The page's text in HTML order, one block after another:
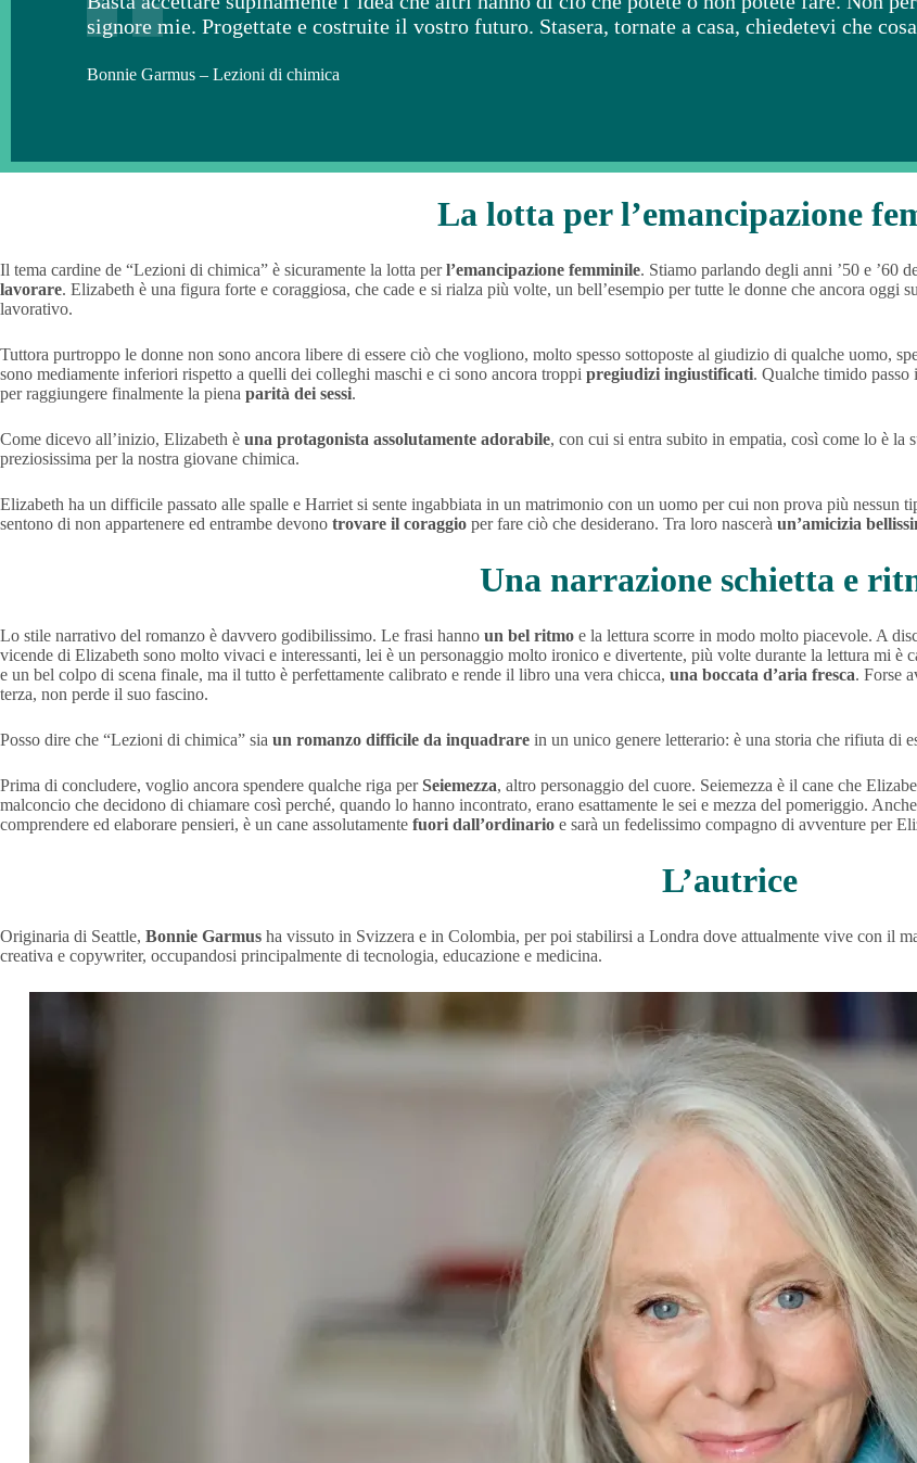
signore mie. Progettate e costruite il vostro futuro. Stasera, tornate a casa, chiedetevi che
Bonnie Garmus – Lezioni di chimica
La lotta per l’emancipazione
Il tema cardine de “Lezioni di chimica” è sicuramente la lotta perl’emancipazione femminile. Stiamo parlando degli anni ’50 e ’60
lavorare. Elizabeth è una figura forte e coraggiosa, che cade e si rialza più volte, un bell’esempio per tutte le donne che ancora oggi
lavorativo.
Tuttora purtroppo le donne non sono ancora libere di essere ciò che vogliono, molto spesso sottoposte al giudizio di qualche uomo,
sono mediamente inferiori rispetto a quelli dei colleghi maschi e ci sono ancora troppi pregiudizi ingiustificati. Qualche timido passo
per raggiungere finalmente la piena parità dei sessi.
Come dicevo all’inizio, Elizabeth è una protagonista assolutamente adorabile, con cui si entra subito in empatia, così come lo è la
preziosissima per la nostra giovane chimica.
Elizabeth ha un difficile passato alle spalle e Harriet si sente ingabbiata in un matrimonio con un uomo per cui non prova più nessun
sentono di non appartenere ed entrambe devono trovare il coraggio per fare ciò che desiderano. Tra loro nascerà un’amicizia
Una narrazione schietta e
Lo stile narrativo del romanzo è davvero godibilissimo. Le frasi hanno un bel ritmo e la lettura scorre in modo molto piacevole. A
vicende di Elizabeth sono molto vivaci e interessanti, lei è un personaggio molto ironico e divertente, più volte durante la lettura mi è
e un bel colpo di scena finale, ma il tutto è perfettamente calibrato e rende il libro una vera chicca, una boccata d’aria fresca. Forse
terza, non perde il suo fascino.
Posso dire che “Lezioni di chimica” sia un romanzo difficile da inquadrare in un unico genere letterario: è una storia che rifiuta di
Prima di concludere, voglio ancora spendere qualche riga perSeiemezza, altro personaggio del cuore. Seiemezza è il cane che
malconcio che decidono di chiamare così perché, quando lo hanno incontrato, erano esattamente le sei e mezza del pomeriggio.
comprendere ed elaborare pensieri, è un cane assolutamente fuori dall’ordinario e sarà un fedelissimo compagno di avventure per
L’autrice
Originaria di Seattle, Bonnie Garmus ha vissuto in Svizzera e in Colombia, per poi stabilirsi a Londra dove attualmente vive con il
creativa e copywriter, occupandosi principalmente di tecnologia, educazione e medicina.